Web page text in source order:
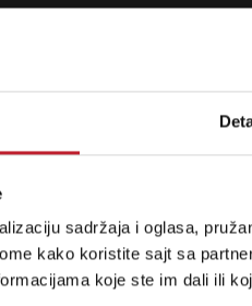
sadržaja i oglasa,
kako koristite sajt sa
koje ste im dali ili
615
883